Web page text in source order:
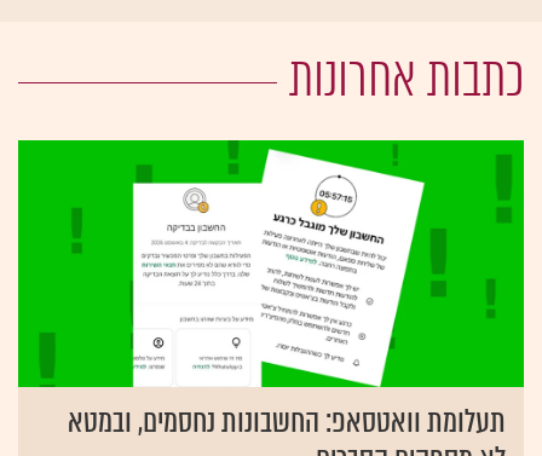
כתבות אחרונות
תעלומת וואטסאפ: החשבונות נחסמים, ובמטא